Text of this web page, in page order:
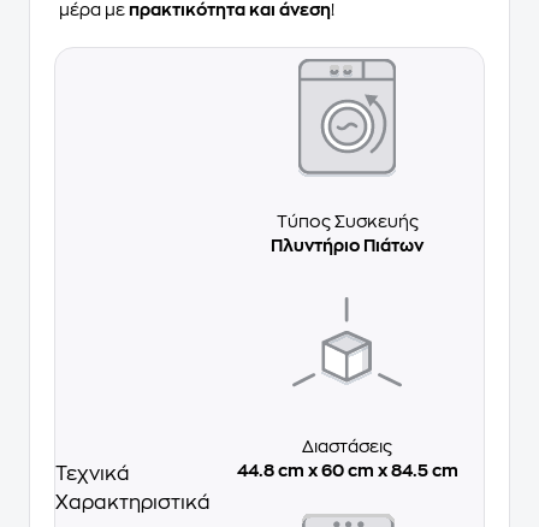
μέρα με πρακτικότητα και άνεση!
Τεχνικά
Χαρακτηριστικά
Τύπος Συσκευής
Πλυντήριο Πιάτων
Διαστάσεις
44.8 cm x 60 cm x 84.5 cm